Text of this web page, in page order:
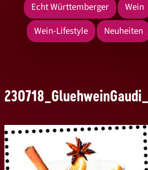
Echt Württemberger Wein
Wein-Lifestyle
Neuheiten